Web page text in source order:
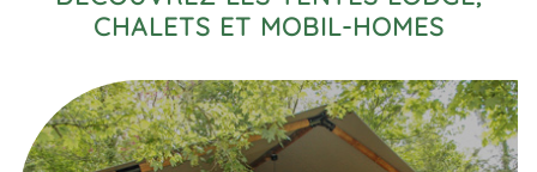
CHALETS ET MOBIL-HOMES